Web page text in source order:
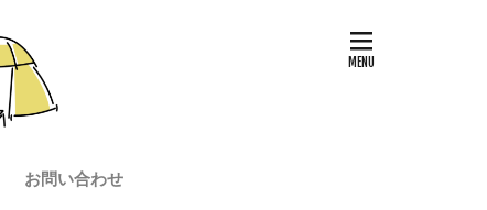
お問い合わせ